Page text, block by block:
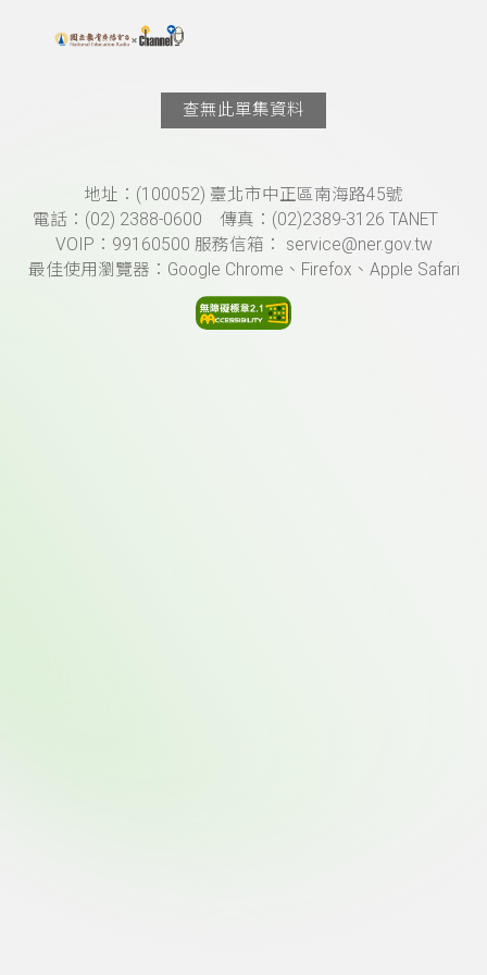
上方功能區塊
搜尋關鍵字：可輸入節目名稱、主持人或關鍵字
查無此單集資料
頁尾資訊地址：(100052) 臺北市中正區南海路45號
電話：(02) 2388-0600 傳真：(02)2389-3126 TANET
VOIP：99160500 服務信箱： service@ner.gov.tw
最佳使用瀏覽器：Google Chrome、Firefox、Apple Safari